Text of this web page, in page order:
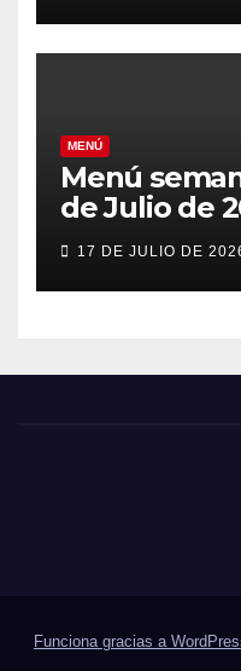
MENÚ
Menú
de Julio de
17 DE JULIO DE
Funciona gracias a